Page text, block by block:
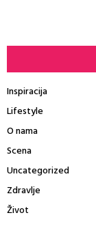
Inspiracija
Lifestyle
O nama
Scena
Uncategorized
Zdravlje
Život